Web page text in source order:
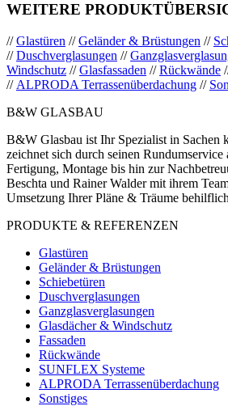
WEITERE
//Glastüren //Geländer & Brüstungen //
//Duschverglasungen //
Windschutz //Glasfassaden //Rückwände
// ALPRODA Terrassenüberdachung //
B&W GLASBAU
B&W Glasbau ist Ihr Spezialist in Sachen
zeichnet sich durch seinen Rundumservice
Fertigung, Montage bis hin zur
Beschta und Rainer Walder mit ihrem
Umsetzung Ihrer Pläne & Träume
PRODUKTE & REFERENZEN
Glastüren
Geländer & Brüstungen
Schiebetüren
Duschverglasungen
Ganzglasverglasungen
Glasdächer & Windschutz
Fassaden
Rückwände
SUNFLEX Systeme
ALPRODA Terrassenüberdachung
Sonstiges